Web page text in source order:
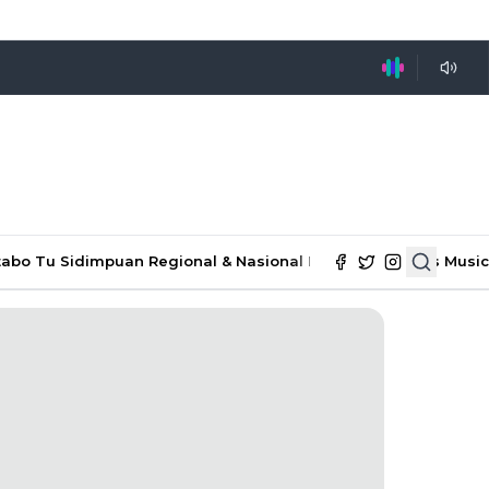
Tu Sidimpuan Regional & Nasional Ekonomi & Bisnis Music